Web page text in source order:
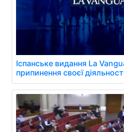
Іспанське видання La
припинення своєї